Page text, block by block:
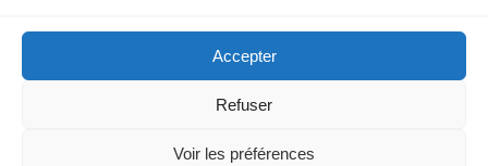
Accepter
Refuser
Voir les préférences
Mentions légales